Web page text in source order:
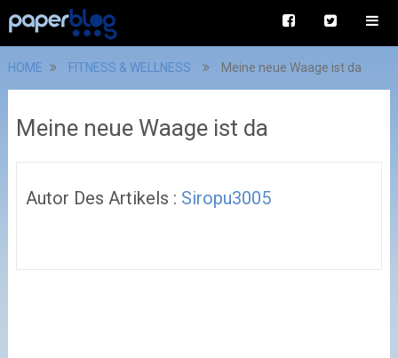
HOME FITNESS & WELLNESS Meine neue Waage ist da
Meine neue Waage ist da
Autor Des Artikels : Siropu3005